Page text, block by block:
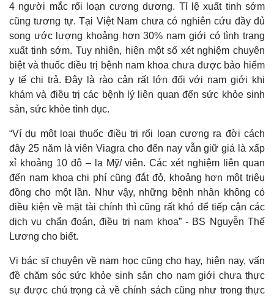
Kinh tế
Bất động sản
Khởi nghiệp
Thị trường
Giá vàng
Tiêu dùng
Tỷ giá
Chứng khoán
Giá cà phê
4 người mắc rối loạn cương dương. Tỉ lệ xuất tinh sớm
cũng tương tự. Tại Việt Nam chưa có nghiên cứu đầy đủ
song ước lượng khoảng hơn 30% nam giới có tình trạng
xuất tinh sớm. Tuy nhiên, hiện một số xét nghiệm chuyên
biệt và thuốc điều trị bệnh nam khoa chưa được bảo hiểm
y tế chi trả. Đây là rào cản rất lớn đối với nam giới khi
khám và điều trị các bệnh lý liên quan đến sức khỏe sinh
sản, sức khỏe tình dục.
“Ví dụ một loại thuốc điều trị rối loạn cương ra đời cách
đây 25 năm là viên Viagra cho đến nay vẫn giữ giá là xấp
xỉ khoảng 10 đô – la Mỹ/ viên. Các xét nghiệm liên quan
đến nam khoa chi phí cũng đắt đỏ, khoảng hơn một triệu
đồng cho một lần. Như vậy, những bệnh nhân không có
điều kiện về mặt tài chính thì cũng rất khó để tiếp cận các
dịch vụ chẩn đoán, điều trị nam khoa” - BS Nguyễn Thế
Lương cho biết.
Vị bác sĩ chuyên về nam học cũng cho hay, hiện nay, vấn
đề chăm sóc sức khỏe sinh sản cho nam giới chưa thực
sự được chú trọng cả về chính sách cũng như trong thực